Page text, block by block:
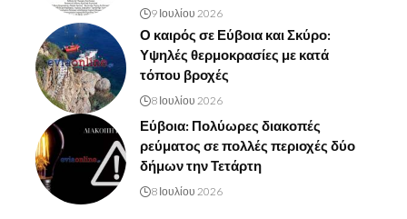
9 Ιουλίου 2026
Ο καιρός σε Εύβοια και Σκύρο:
Υψηλές θερμοκρασίες με κατά
τόπου βροχές
8 Ιουλίου 2026
Εύβοια: Πολύωρες διακοπές
ρεύματος σε πολλές περιοχές δύο
δήμων την Τετάρτη
8 Ιουλίου 2026